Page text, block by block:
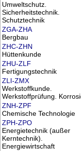
Umweltschutz.
Sicherheitstechnik.
Schutztechnik
ZGA-ZHA
Bergbau
ZHC-ZHN
Hüttenkunde
ZHU-ZLF
Fertigungstechnik
ZLI-ZMX
Werkstoffkunde.
Werkstoffprüfung.
ZNH-ZPF
Chemische Technologie
ZPH-ZPO
Energietechnik (außer
Kerntechnik).
Energiewirtschaft